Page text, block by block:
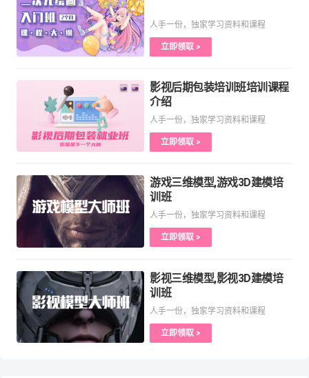
人手一份，独家学习资料和课程
立即领取 >
影视后期包装培训班培训课程
介绍
人手一份，独家学习资料和课程
立即领取 >
游戏三维模型,游戏3D建模培
训班
人手一份，独家学习资料和课程
立即领取 >
影视三维模型,影视3D建模培
训班
人手一份，独家学习资料和课程
立即领取 >